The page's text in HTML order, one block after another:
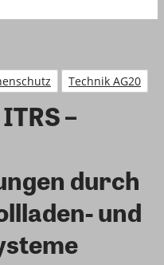
Technik AG20
–
durch
und